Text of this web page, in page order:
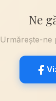
Ne
Urmărește-ne